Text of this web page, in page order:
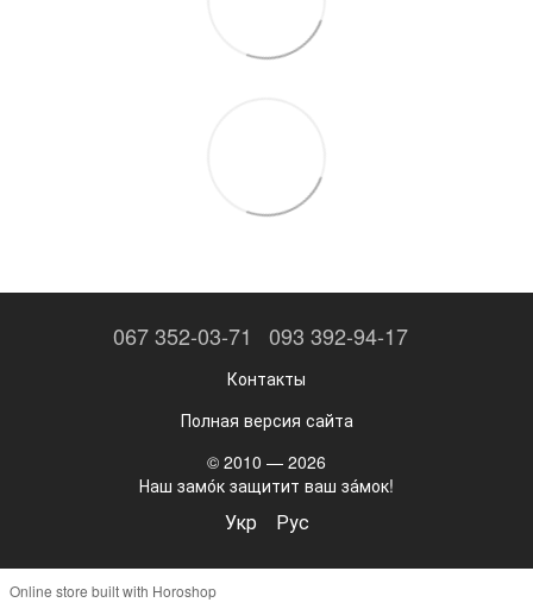
067 352-03-71 093 392-94-17
Контакты
Полная версия сайта
© 2010 — 2026
Наш замо́к защитит ваш за́мок!
Укр Рус
Online store built with Horoshop